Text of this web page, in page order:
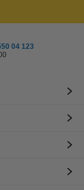
04 123